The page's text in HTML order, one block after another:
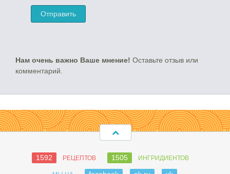
Нам очень важно Ваше мнение! Оставьте отзыв или
комментарий.
1592 РЕЦЕПТОВ 1505 ИНГРИДИЕНТОВ